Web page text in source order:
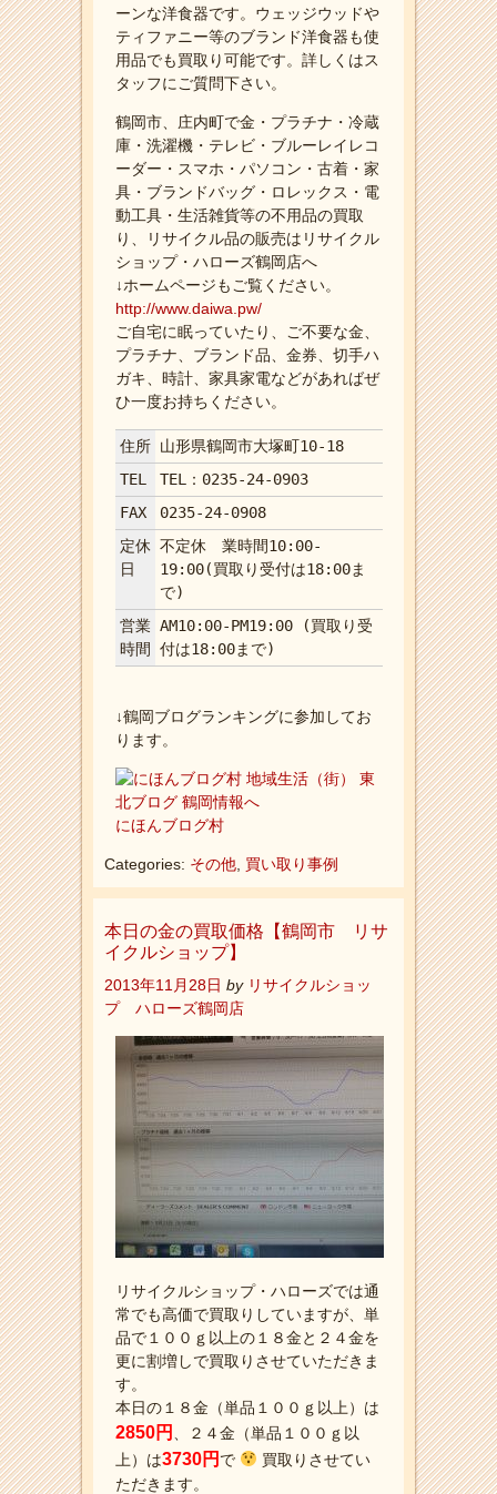
ーンな洋食器です。ウェッジウッドや
ティファニー等のブランド洋食器も使
用品でも買取り可能です。詳しくはス
タッフにご質問下さい。
鶴岡市、庄内町で金・プラチナ・冷蔵
庫・洗濯機・テレビ・ブルーレイレコ
ーダー・スマホ・パソコン・古着・家
具・ブランドバッグ・ロレックス・電
動工具・生活雑貨等の不用品の買取
り、リサイクル品の販売はリサイクル
ショップ・ハローズ鶴岡店へ
↓ホームページもご覧ください。
http://www.daiwa.pw/
ご自宅に眠っていたり、ご不要な金、
プラチナ、ブランド品、金券、切手ハ
ガキ、時計、家具家電などがあればぜ
ひ一度お持ちください。
住所 山形県鶴岡市大塚町10-18
TEL
TEL：0235-24-0903
FAX
0235-24-0908
定休
日
不定休 業時間10:00-
19:00(買取り受付は18:00ま
で)
営業
時間
AM10:00-PM19:00 (買取り受
付は18:00まで)
↓鶴岡ブログランキングに参加してお
ります。
にほんブログ村
Categories: その他 買い取り事例
本日の金の買取価格【鶴岡市 リサ
イクルショップ】
2013年11月28日 by リサイクルショッ
プ ハローズ鶴岡店
リサイクルショップ・ハローズでは通
常でも高価で買取りしていますが、単
品で１００ｇ以上の１８金と２４金を
更に割増しで買取りさせていただきま
す。
本日の１８金（単品１００ｇ以上）は
2850円
、２４金（単品１００ｇ以
上）は3730円 で
買取りさせてい
ただきます。